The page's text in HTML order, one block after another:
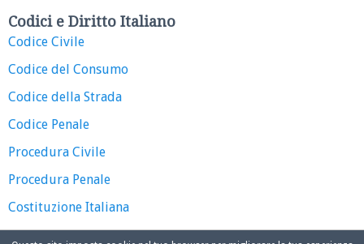
Codici e Diritto Italiano
Codice Civile
Codice del Consumo
Codice della Strada
Codice Penale
Procedura Civile
Procedura Penale
Costituzione Italiana